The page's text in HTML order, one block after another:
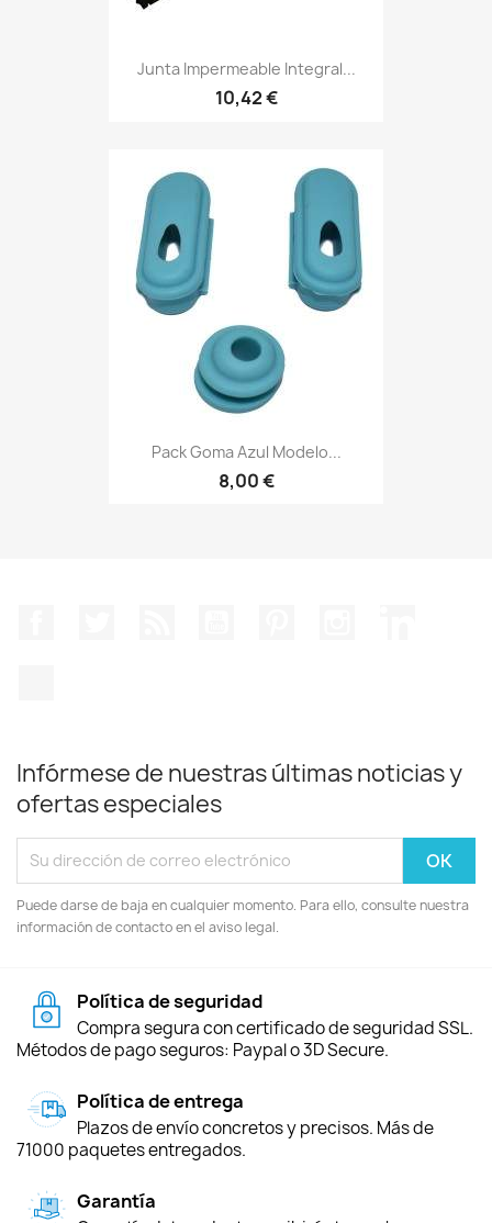
Junta Impermeable Integral...
10,42 €
Pack Goma Azul Modelo...
8,00 €
Infórmese de nuestras últimas noticias y
ofertas especiales
Puede darse de baja en cualquier momento. Para ello, consulte nuestra
información de contacto en el aviso legal.
Política de seguridad
Compra segura con certificado de seguridad SSL.
Métodos de pago seguros: Paypal o 3D Secure.
Política de entrega
Plazos de envío concretos y precisos. Más de
71000 paquetes entregados.
Garantía